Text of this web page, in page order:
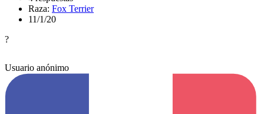
Raza: Fox Terrier
11/1/20
?
Usuario anónimo